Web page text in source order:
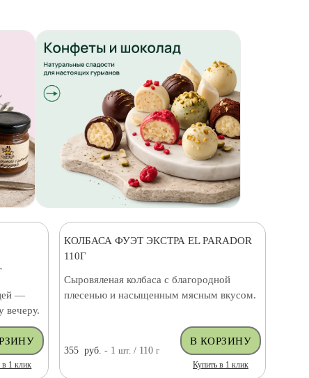
—
вечеру.
в 1 клик
КОЛБАСА ФУЭТ ЭКСТРА EL PARADOR
110Г
Сыровяленая колбаса с благородной
плесенью и насыщенным мясным вкусом.
355 руб. - 1шт. / 110г
Купить в 1 клик